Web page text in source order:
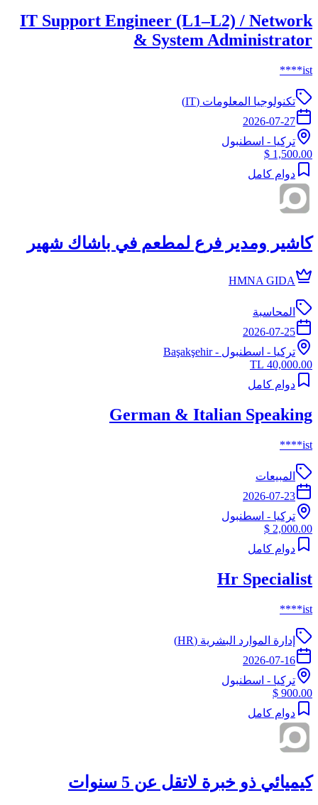
IT Support Engineer (L1–L2) / Network
& System Administrator
ist****
تكنولوجيا المعلومات (IT)
2026-07-27
تركيا - اسطنبول
1,500.00 $
دوام كامل
كاشير ومدير فرع لمطعم في باشاك شهير
HMNA GIDA
المحاسبة
2026-07-25
تركيا - اسطنبول - Başakşehir
40,000.00 TL
دوام كامل
German & Italian Speaking
ist****
المبيعات
2026-07-23
تركيا - اسطنبول
2,000.00 $
دوام كامل
Hr Specialist
ist****
إدارة الموارد البشرية (HR)
2026-07-16
تركيا - اسطنبول
900.00 $
دوام كامل
كيميائي ذو خبرة لاتقل عن 5 سنوات